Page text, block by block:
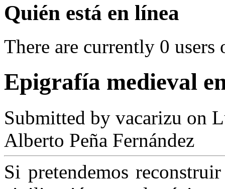
Quién está en línea
There are currently 0 users
Epigrafía medieval
Submitted by vacarizu on
Alberto Peña Fernández
Si pretendemos